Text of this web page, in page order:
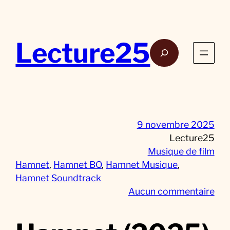
Lecture25Rech
9 novembre 2025
Lecture25
Musique de film
Hamnet, Hamnet BO, Hamnet Musique
Hamnet Soundtrack
Aucun commentaires